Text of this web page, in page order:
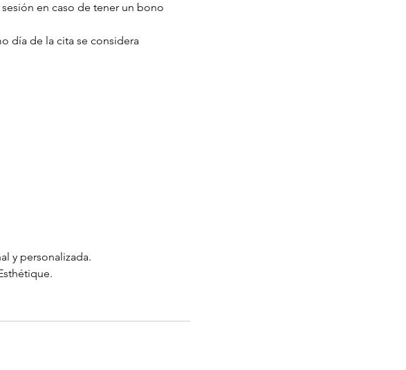
en caso de tener un bono
día de la cita se considera
y personalizada.